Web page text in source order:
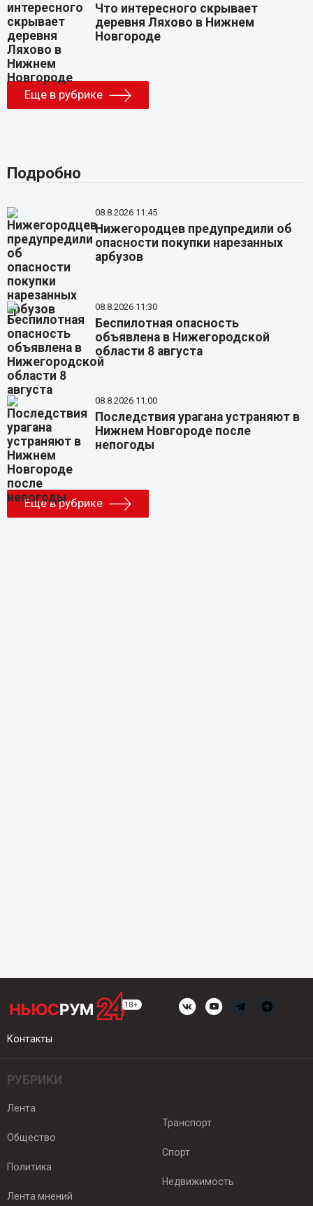
Что интересного скрывает
деревня Ляхово в Нижнем
Новгороде
Еще в рубрике
Подробно
08.8.2026 11:45
Нижегородцев предупредили об
опасности покупки нарезанных
арбузов
08.8.2026 11:30
Беспилотная опасность
объявлена в Нижегородской
области 8 августа
08.8.2026 11:00
Последствия урагана устраняют в
Нижнем Новгороде после
непогоды
Еще в рубрике
Контакты
РУБРИКИ
Лента
Общество
Политика
Лента мнений
Транспорт
Спорт
Недвижимость